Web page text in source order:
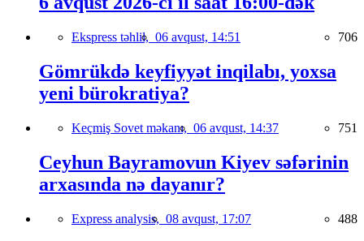
Ekspress təhlil, 06 avqust, 14:51 706
Gömrükdə keyfiyyət inqilabı, yoxsa
yeni bürokratiya?
Keçmiş Sovet məkanı, 06 avqust, 14:37 751
Ceyhun Bayramovun Kiyev səfərinin
arxasında nə dayanır?
Express analysis, 08 avqust, 17:07 488